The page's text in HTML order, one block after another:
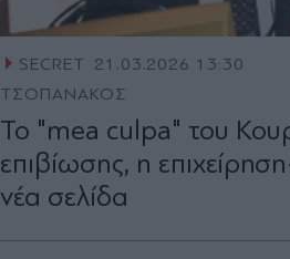
SECRET
21.03.2026 13:30
ΤΣΟΠΑΝΑΚΟΣ
Το "mea culpa" του
επιβίωσης, η
νέα σελίδα